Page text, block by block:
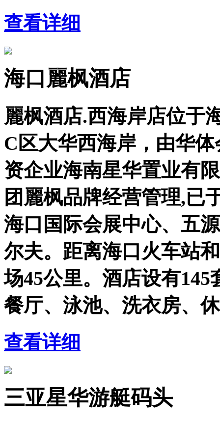
查看详细
海口麗枫酒店
麗枫酒店.西海岸店位于
C区大华西海岸，由华
资企业海南星华置业有
团麗枫品牌经营管理,已
海口国际会展中心、五
尔夫。距离海口火车站
场45公里。酒店设有
餐厅、泳池、洗衣房、休
查看详细
三亚星华游艇码头